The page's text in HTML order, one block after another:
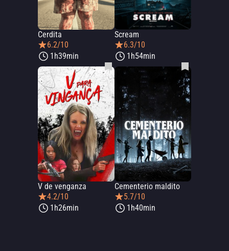
Cerdita
6.2/10
1h39min
Scream
6.3/10
1h54min
V de venganza
4.2/10
1h26min
Cementerio maldito
5.7/10
1h40min